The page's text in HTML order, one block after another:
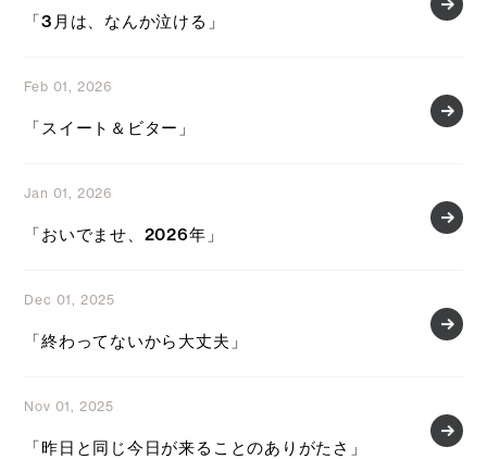
「3月は、なんか泣ける」
Feb 01, 2026
「スイート＆ビター」
Jan 01, 2026
「おいでませ、2026年」
Dec 01, 2025
「終わってないから大丈夫」
Nov 01, 2025
「昨日と同じ今日が来ることのありがたさ」